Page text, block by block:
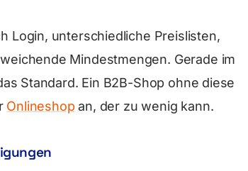
Login, unterschiedliche Preislisten,
Mindestmengen. Gerade im
Standard. Ein B2B-Shop ohne diese
Onlineshop an, der zu wenig kann.